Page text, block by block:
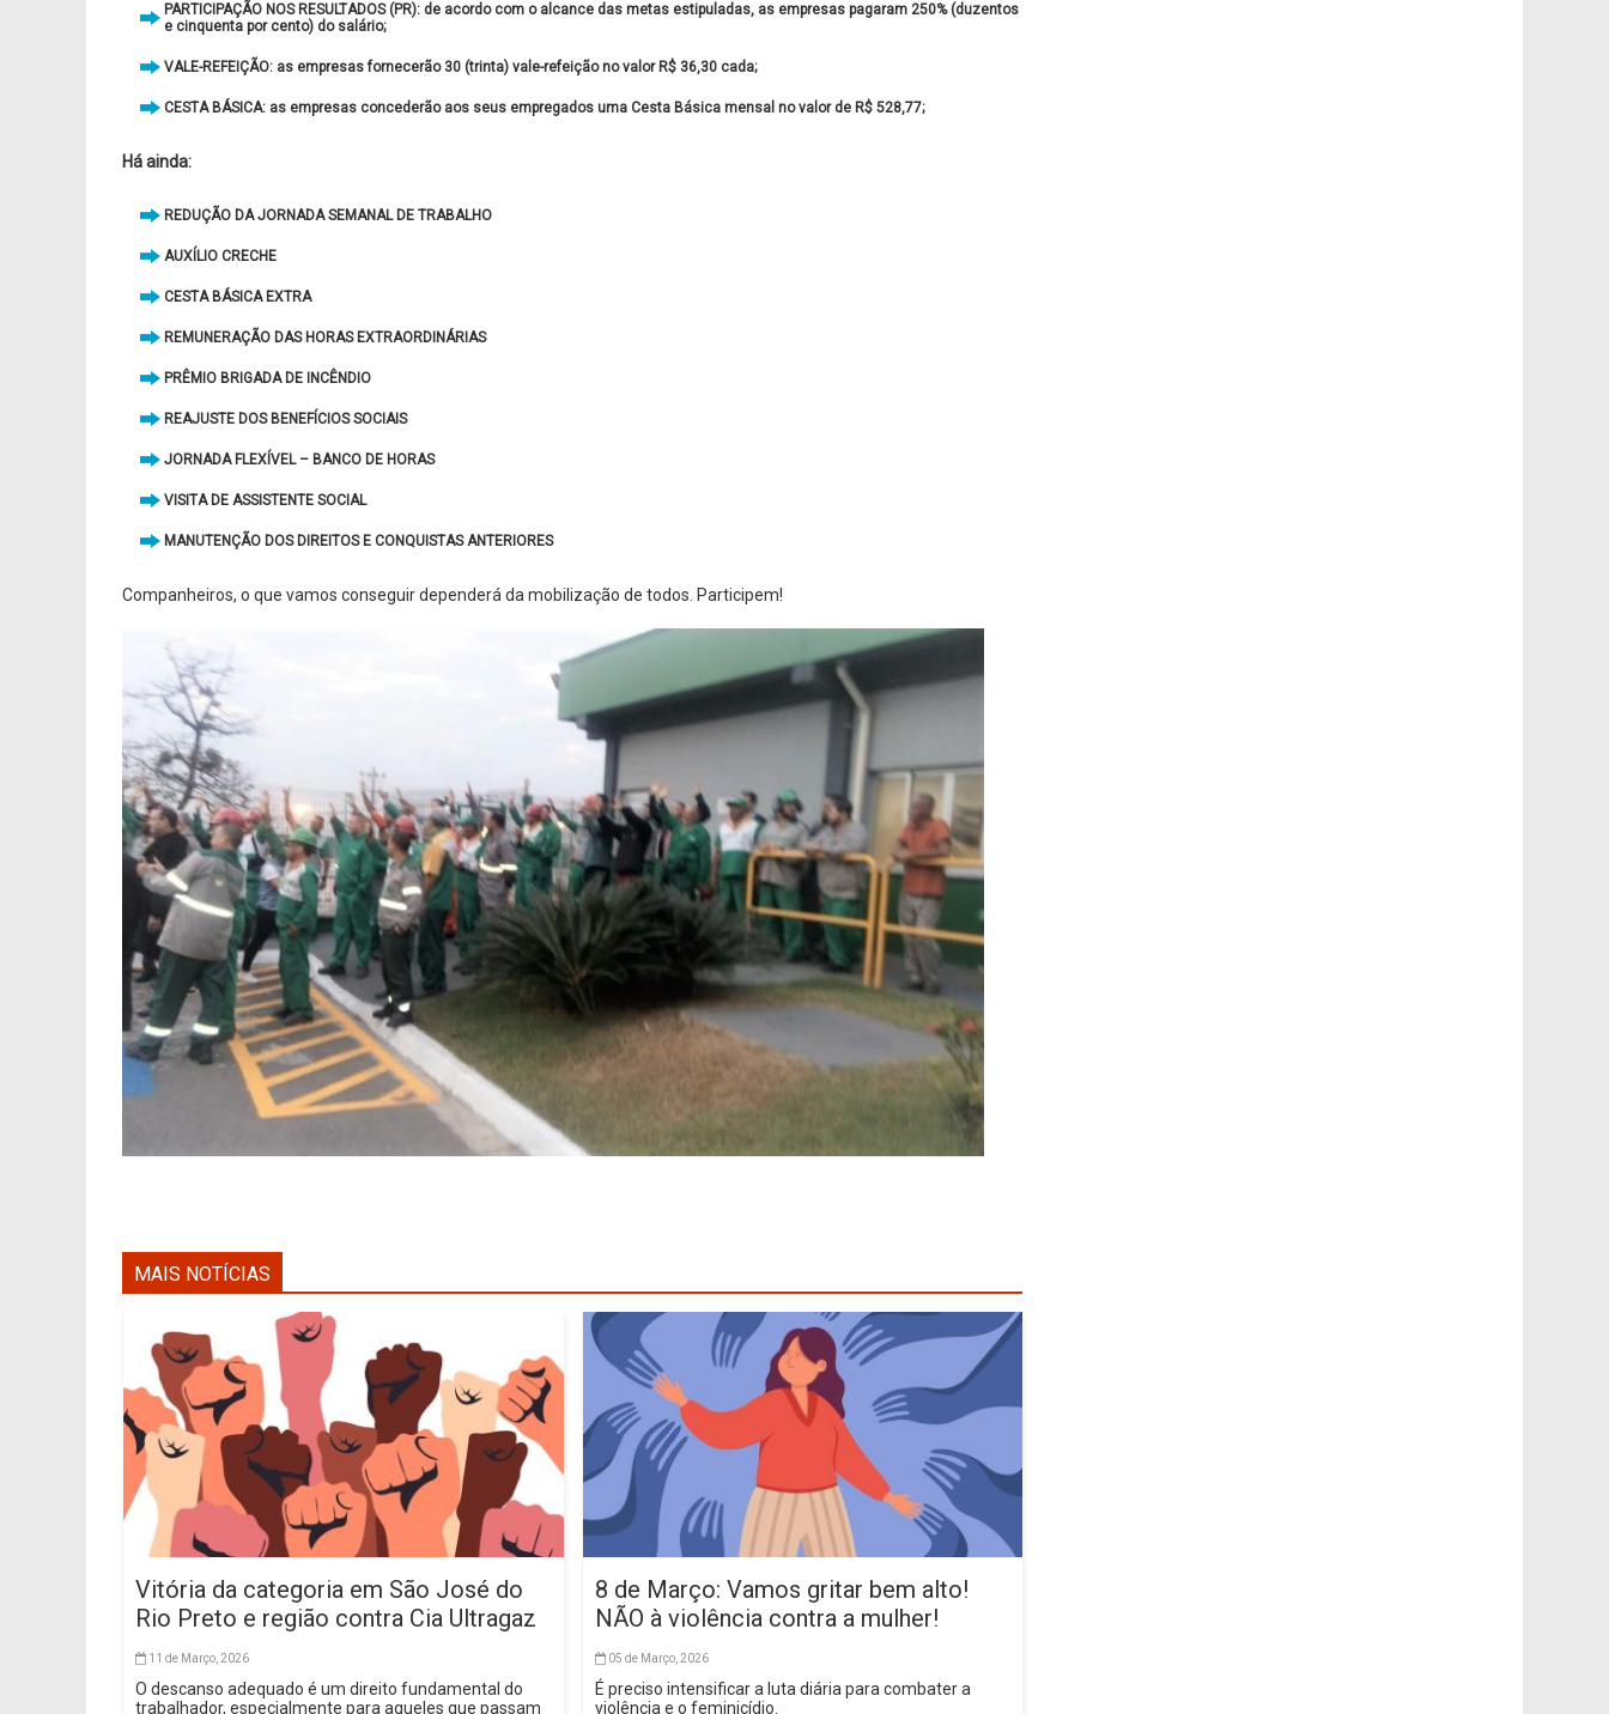
PARTICIPAÇÃO NOS RESULTADOS (PR): de acordo com o alcance das metas estipuladas, as empresas pagaram 250% (duzentos
e cinquenta por cento) do salário;
VALE-REFEIÇÃO: as empresas fornecerão 30 (trinta) vale-refeição no valor R$ 36,30 cada;
CESTA BÁSICA: as empresas concederão aos seus empregados uma Cesta Básica mensal no valor de R$ 528,77;
Há ainda:
REDUÇÃO DA JORNADA SEMANAL DE TRABALHO
AUXÍLIO CRECHE
CESTA BÁSICA EXTRA
REMUNERAÇÃO DAS HORAS EXTRAORDINÁRIAS
PRÊMIO BRIGADA DE INCÊNDIO
REAJUSTE DOS BENEFÍCIOS SOCIAIS
JORNADA FLEXÍVEL – BANCO DE HORAS
VISITA DE ASSISTENTE SOCIAL
MANUTENÇÃO DOS DIREITOS E CONQUISTAS ANTERIORES
Companheiros, o que vamos conseguir dependerá da mobilização de todos. Participem!
MAIS NOTÍCIAS
Vitória da categoria em São José do
Rio Preto e região contra Cia Ultragaz
11 de Março, 2026
O descanso adequado é um direito fundamental do
trabalhador, especialmente para aqueles que passam
8 de Março: Vamos gritar bem alto!
NÃO à violência contra a mulher!
05 de Março, 2026
É preciso intensificar a luta diária para combater a
violência e o feminicídio.